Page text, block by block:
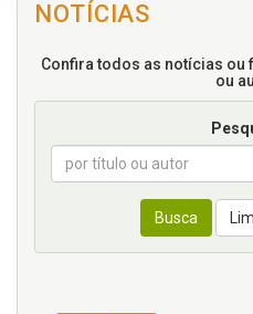
NOTÍCIAS
Confira todos as notícias ou
ou
Busca